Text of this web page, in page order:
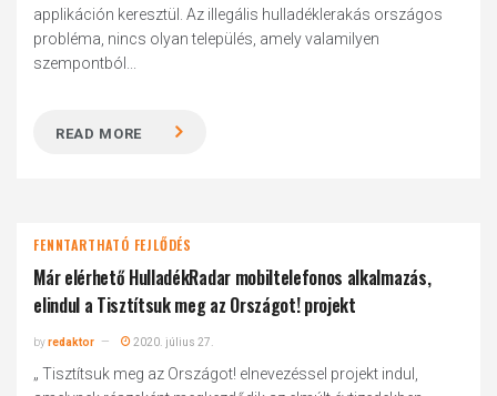
applikáción keresztül. Az illegális hulladéklerakás országos
probléma, nincs olyan település, amely valamilyen
szempontból...
READ MORE
FENNTARTHATÓ FEJLŐDÉS
Már elérhető HulladékRadar mobiltelefonos alkalmazás,
elindul a Tisztítsuk meg az Országot! projekt
byredaktor 2020. július 27.
„ Tisztítsuk meg az Országot! elnevezéssel projekt indul,